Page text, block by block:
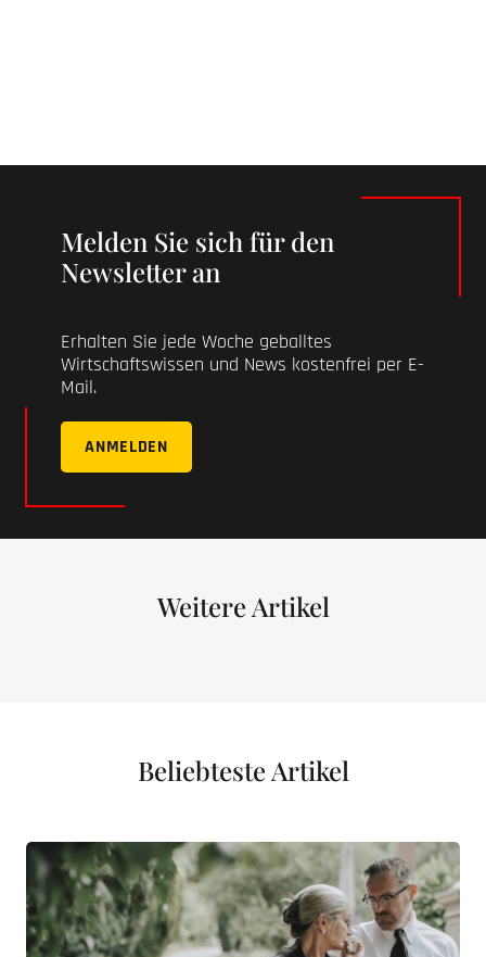
Melden Sie sich für den
Newsletter an
Erhalten Sie jede Woche geballtes
Wirtschaftswissen und News kostenfrei per E-
Mail.
ANMELDEN
Weitere Artikel
Beliebteste Artikel